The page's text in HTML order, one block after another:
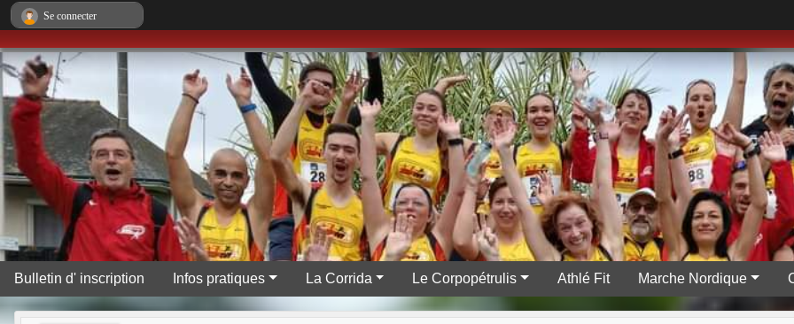
Bulletin d' inscription Infos pratiques La Corrida Le Corpopétrulis Athlé Fit Marche Nordique
Se connecter
Panneau de gestion des cookies